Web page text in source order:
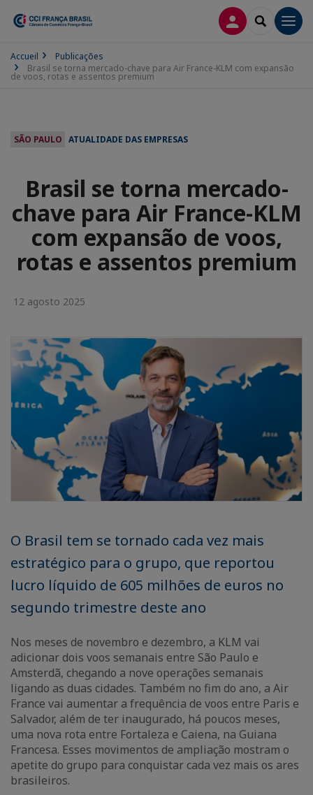
CONEXÃOSEARCH
Accueil
Publicações
Brasil se torna mercado-chave para Air France-KLM com expansão
de voos, rotas e assentos premium
SÃO PAULO ATUALIDADE DAS EMPRESAS
Brasil se torna mercado-
chave para Air France-KLM
com expansão de voos,
rotas e assentos premium
12 agosto 2025
O Brasil tem se tornado cada vez mais
estratégico para o grupo, que reportou
lucro líquido de 605 milhões de euros no
segundo trimestre deste ano
Nos meses de novembro e dezembro, a KLM vai
adicionar dois voos semanais entre São Paulo e
Amsterdã, chegando a nove operações semanais
ligando as duas cidades. Também no fim do ano, a Air
France vai aumentar a frequência de voos entre Paris e
Salvador, além de ter inaugurado, há poucos meses,
uma nova rota entre Fortaleza e Caiena, na Guiana
Francesa. Esses movimentos de ampliação mostram o
apetite do grupo para conquistar cada vez mais os ares
brasileiros.